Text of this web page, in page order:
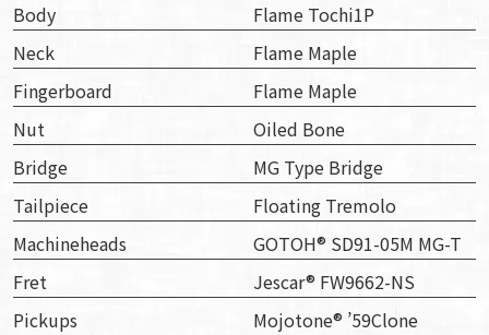
Body
Flame Tochi1P
Neck
Flame Maple
Fingerboard
Flame Maple
Nut
Oiled Bone
Bridge
MG Type Bridge
Tailpiece
Floating Tremolo
Machineheads
GOTOH® SD91-05M MG-T
Fret
Jescar® FW9662-NS
Pickups
Mojotone® ’59Clone